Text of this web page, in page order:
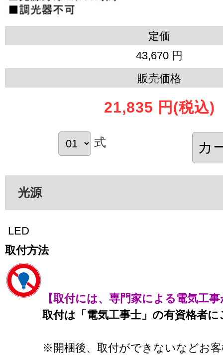
定価
43,670 円
販売価格
21,835 円 (税込)
式
光源
LED
取付方法
【取付には、専門家による電気工
取付は「電気工事士」の有資格者
※開梱後、取付ができないなどお